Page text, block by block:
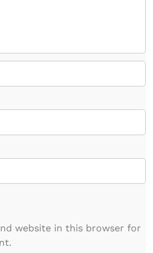
website in this browser for